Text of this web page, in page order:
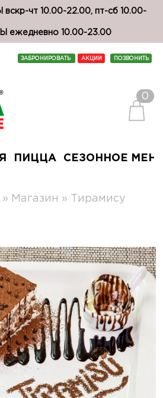
чт 10.00-22.00, пт-сб 10.00-
10.00-23.00
ЗАБРОНИРОВАТЬ АКЦИИ ПОЗВОНИТЬ
0
ПИЦЦА СЕЗОННОЕ
» Магазин »
Тирамису